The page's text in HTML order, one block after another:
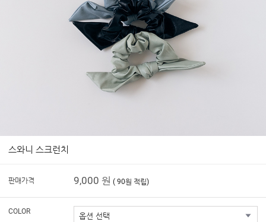
스와니 스크런치
판매가격 9,000 원 ( 90원 적립)
COLOR